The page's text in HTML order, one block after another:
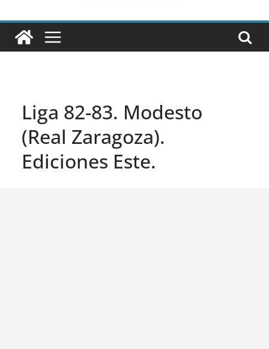
Liga 82-83. Modesto
(Real Zaragoza).
Ediciones Este.